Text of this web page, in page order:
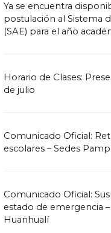
Ya se encuentra
postulación al Sistema
(SAE) para el año
Horario de Clases:
de julio
Comunicado Oficial:
escolares – Sedes
Comunicado Oficial:
estado de emergencia
Huanhualí